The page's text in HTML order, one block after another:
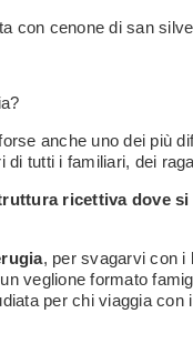
con cenone di san
anche uno dei più
tutti i familiari, dei
ricettiva dove
, per svagarvi con i
veglione formato
per chi viaggia con